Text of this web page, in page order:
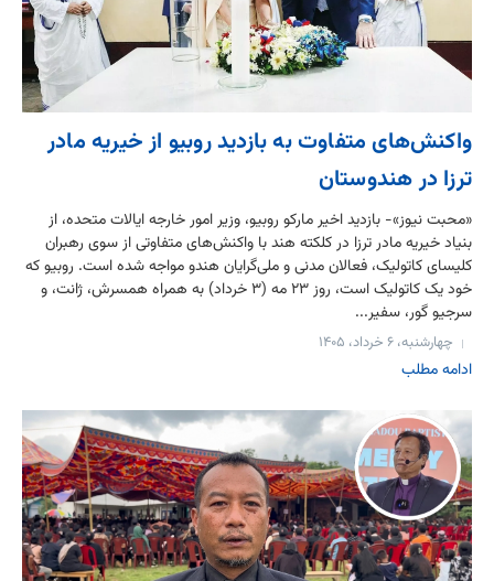
واکنش‌های متفاوت به بازدید روبیو از خیریه مادر
ترزا در هندوستان
«محبت نیوز»- بازدید اخیر مارکو روبیو، وزیر امور خارجه ایالات متحده، از
بنیاد خیریه مادر ترزا در کلکته هند با واکنش‌های متفاوتی از سوی رهبران
کلیسای کاتولیک، فعالان مدنی و ملی‌گرایان هندو مواجه شده است. روبیو که
خود یک کاتولیک است، روز ۲۳ مه (۳ خرداد) به همراه همسرش، ژانت، و
سرجیو گور، سفیر...
چهارشنبه، ۶ خرداد، ۱۴۰۵
ادامه مطلب